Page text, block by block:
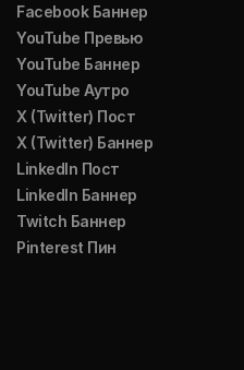
Facebook Баннер
YouTube Превью
YouTube Баннер
YouTube Аутро
X (Twitter) Пост
X (Twitter) Баннер
LinkedIn Пост
LinkedIn Баннер
Twitch Баннер
Pinterest Пин